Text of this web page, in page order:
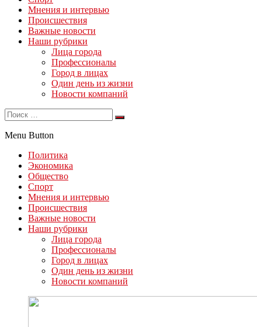
Мнения и интервью
Происшествия
Важные новости
Наши рубрики
Лица города
Профессионалы
Город в лицах
Один день из жизни
Новости компаний
Menu Button
Политика
Экономика
Общество
Спорт
Мнения и интервью
Происшествия
Важные новости
Наши рубрики
Лица города
Профессионалы
Город в лицах
Один день из жизни
Новости компаний